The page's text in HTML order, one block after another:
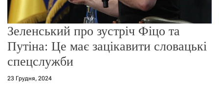
Зеленський про зустріч Фіцо та
Путіна: Це має зацікавити словацькі
спецслужби
23 Грудня, 2024